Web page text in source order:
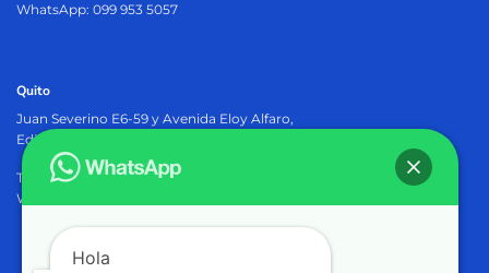
WhatsApp: 099 953 5057
Quito
Juan Severino E6-59 y Avenida Eloy Alfaro,
Edificio Osiris Plaza, PB.
Teléfono: 02-2905402
WhatsApp: 099 953 5057
Hola